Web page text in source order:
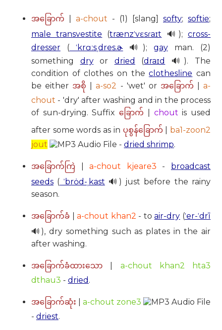
အခြောက် a-chout - (1) [slang] softy; softie;
male transvestite (trænzˈvɛsɾaɪt 🔊);cross-
dresser ( ˈkrɑːsˌdres.ɚ 🔊); gayman. (2)
something dryor dried (draɪd
🔊). The
condition of clothes on theclothesline can
be either အစို |a-so2 - 'wet' or အခြောက် |a-
chout - 'dry' after washing and in the process
of sun-drying. Suffixခြောက် chout is used
after some words as in ပုစွန်ခြောက်
ba1-zoon2
jout
- dried shrimp.
အခြောက်ကြဲ |a-chout kjeare3 - broadcast
seeds ( ˈbrȯd-ˌkast 🔊) just before the rainy
season.
အခြောက်ခံ |a-chout khan2 - toair-dry (ˈer-ˈdrī
🔊), dry something such as plates in the air
after washing.
အခြောက်ခံထားသော
a-chout khan2 hta3
dthau3 - dried .
အခြောက်ဆုံး
a-chout zone3
- driest.